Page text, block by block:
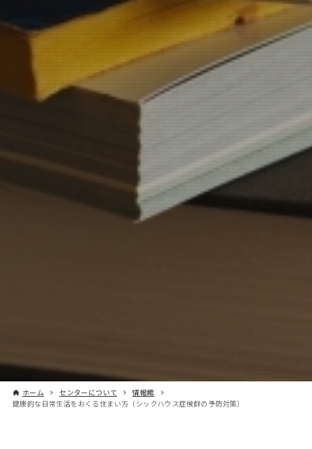
ホーム センターについて
情報館
健康的な日常生活をおくる住まい方（シックハウス症候群の予防対策）